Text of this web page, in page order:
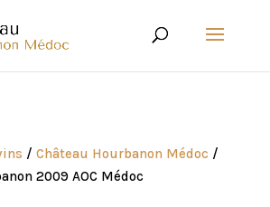
/ Château Hourbanon Médoc /
2009 AOC Médoc